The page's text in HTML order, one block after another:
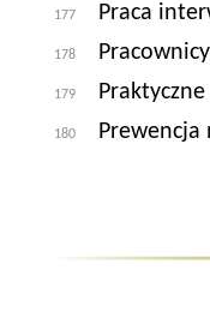
177 Praca
178
179
180 Prewencja